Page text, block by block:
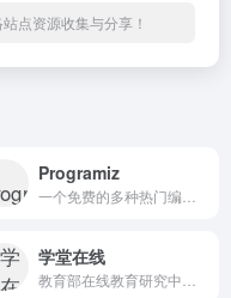
点资源收集与分享！
Programiz
学堂在线